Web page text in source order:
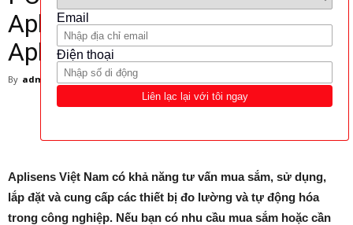
Aplisens Viet Nam – Đại lý
Aplisens Việt Nam
By admin - 27 August 2018 1112
Aplisens Việt Nam có khả năng tư vấn mua sắm, sử dụng,
lắp đặt và cung cấp các thiết bị đo lường và tự động hóa
trong công nghiệp. Nếu bạn có nhu cầu mua sắm hoặc cần